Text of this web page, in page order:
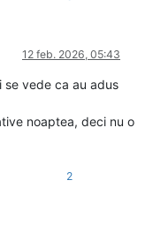
12 feb. 2026, 05:43
se vede ca au adus
noaptea, deci nu o
2